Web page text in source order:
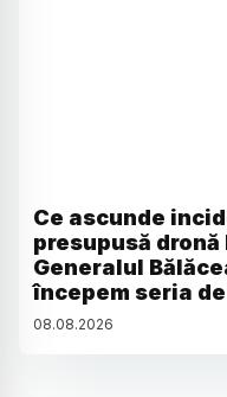
Ce ascunde
presupusă
Generalul
începem seria
08.08.2026